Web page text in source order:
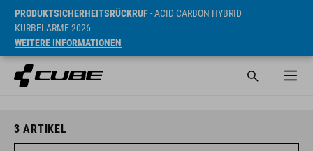
PRODUKTSICHERHEITSRÜCKRUF- ACID CARBON HYBRID
KURBELARME 2026
WEITERE INFORMATIONEN
3 ARTIKEL